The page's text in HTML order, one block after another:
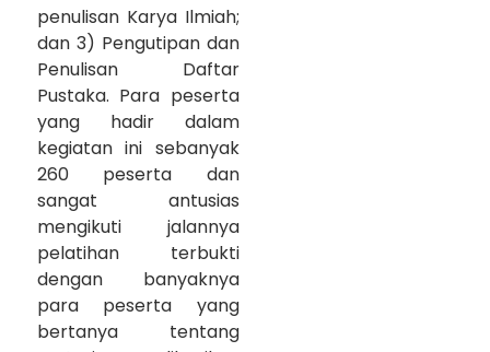
penulisan Karya Ilmiah;
dan 3) Pengutipan dan
Penulisan Daftar
Pustaka. Para peserta
yang hadir dalam
kegiatan ini sebanyak
260 peserta dan
sangat antusias
mengikuti jalannya
pelatihan terbukti
dengan banyaknya
para peserta yang
bertanya tentang